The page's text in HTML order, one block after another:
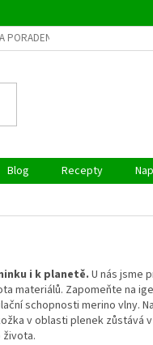
PORADENSTVÍ
Blog Recepty
i k planetě. U nás jsme
materiálů. Zapomeňte na
schopnosti merino vlny.
v oblasti plenek zůstává